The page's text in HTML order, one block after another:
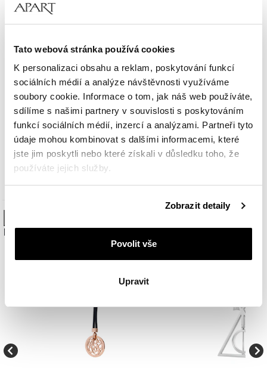
Tato webová stránka používá cookies
K personalizaci obsahu a reklam, poskytování funkcí
sociálních médií a analýze návštěvnosti využíváme
soubory cookie. Informace o tom, jak náš web používáte,
sdílíme s našimi partnery v souvislosti s poskytováním
funkcí sociálních médií, inzercí a analýzami. Partneři tyto
údaje mohou kombinovat s dalšími informacemi, které
jste jim poskytli nebo které získali v důsledku toho, že
používáte jejich služby.
Zásadách ochrany osobních údajů
Zobrazit detaily
Povolit vše
Upravit
Klíčenka z ušlechtilé oceli s funkcí otvíráku na náramky Beads
290
Mohlo by vás zajímat
Nové